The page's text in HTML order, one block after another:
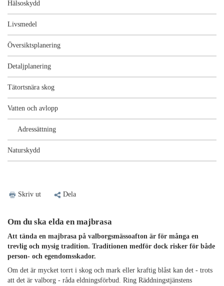
Hälsoskydd
Livsmedel
Översiktsplanering
Detaljplanering
Tätortsnära skog
Vatten och avlopp
Adressättning
Naturskydd
Skriv ut Dela
Om du ska elda en majbrasa
Att tända en majbrasa på valborgsmässoafton är för många en
trevlig och mysig tradition. Traditionen medför dock risker för både
person- och egendomsskador.
Om det är mycket torrt i skog och mark eller kraftig blåst kan det - trots
att det är valborg - råda eldningsförbud. Ring Räddningstjänstens